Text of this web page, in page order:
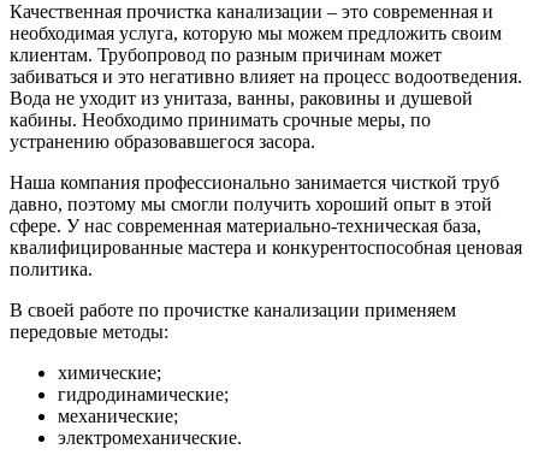
Качественная прочистка канализации – это современная и
необходимая услуга, которую мы можем предложить своим
клиентам. Трубопровод по разным причинам может
забиваться и это негативно влияет на процесс водоотведения.
Вода не уходит из унитаза, ванны, раковины и душевой
кабины. Необходимо принимать срочные меры, по
устранению образовавшегося засора.
Наша компания профессионально занимается чисткой труб
давно, поэтому мы смогли получить хороший опыт в этой
сфере. У нас современная материально-техническая база,
квалифицированные мастера и конкурентоспособная ценовая
политика.
В своей работе по прочистке канализации применяем
передовые методы:
химические;
гидродинамические;
механические;
электромеханические.